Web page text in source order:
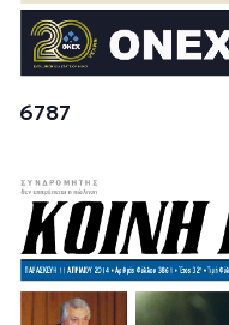
6787